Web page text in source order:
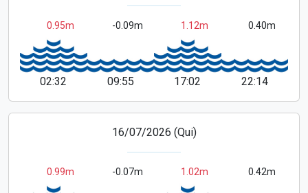
0.95m
02:32
-0.09m
09:55
1.12m
17:02
0.40m
22:14
16/07/2026 (Qui)
0.99m -0.07m 1.02m 0.42m